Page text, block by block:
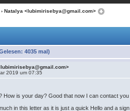
› Natalya <lubimirisebya@gmail.com>
4035 mal)
2019 um 07:35
How is your day? Good that now I can contact
in this letter as it is just a quick Hello and a